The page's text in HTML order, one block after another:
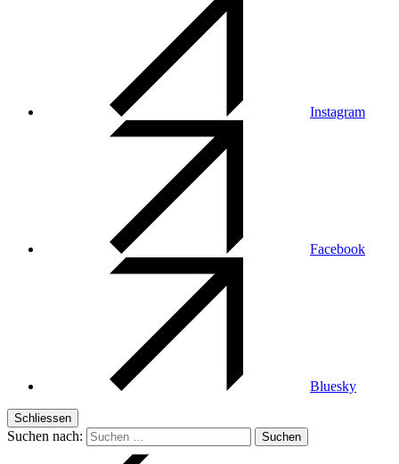
Instagram
Facebook
Bluesky
Schliessen
Suchen nach: